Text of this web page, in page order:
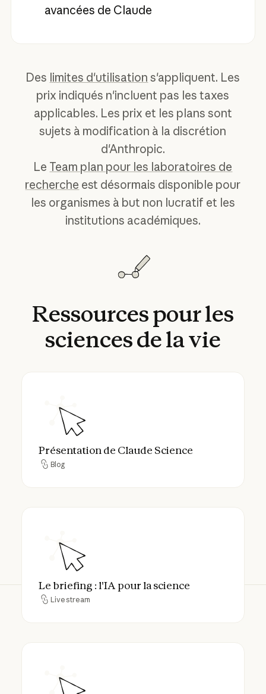
avancées de Claude
Des limites d'utilisation s'appliquent. Les
prix indiqués n'incluent pas les taxes
applicables. Les prix et les plans sont
sujets à modification à la discrétion
d'Anthropic.
Le Team plan pour les laboratoires de
recherche est désormais disponible pour
les organismes à but non lucratif et les
institutions académiques.
Ressourcespourles
sciencesdelavie
Présentation de Claude Science
Blog
Blog
Le briefing : l'IA pour la science
Livestream
Livestream